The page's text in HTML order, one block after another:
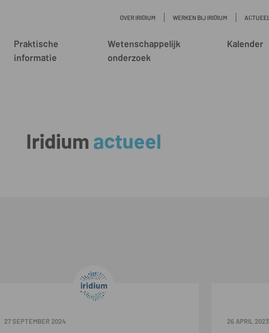
OVER IRIDIUM WERKEN BIJ IRIDIUM ACTUEEL
Praktische
informatie
Wetenschappelijk
onderzoek
Kalender
Iridium actueel
27 SEPTEMBER 2024 26 APRIL 2023